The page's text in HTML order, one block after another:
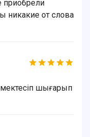
приобрели
никакие от слова
шығарып